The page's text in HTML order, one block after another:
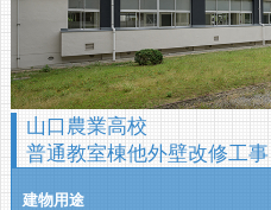
山口農業高校
普通教室棟他外壁改修工事
建物用途